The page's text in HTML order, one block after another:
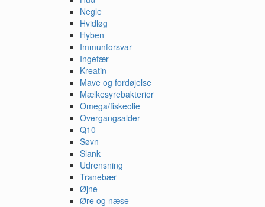
Negle
Hvidløg
Hyben
Immunforsvar
Ingefær
Kreatin
Mave og fordøjelse
Mælkesyrebakterier
Omega/fiskeolie
Overgangsalder
Q10
Søvn
Slank
Udrensning
Tranebær
Øjne
Øre og næse